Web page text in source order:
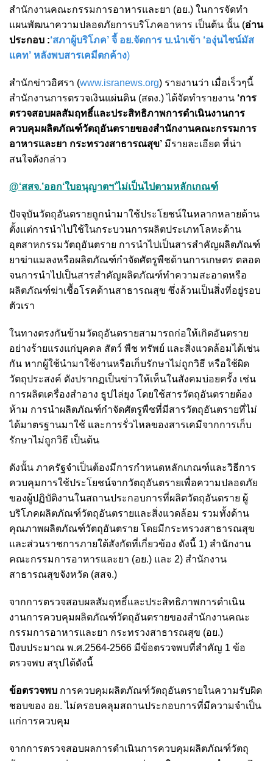
สำนักงานคณะกรรมการอาหารและยา (อย.) ในการจัดทำ
แผนพัฒนาความปลอดภัยการบริโภคอาหาร เป็นต้น นั้น (อ่าน
ประกอบ :‘สภาผู้บริโภค’ จี้ อย.จัดการ บ.นำเข้า ‘องุ่นไชน์มัส
แคท’ หลังพบสารเคมีตกค้าง)
สำนักข่าวอิศรา (www.isranews.org) รายงานว่า เมื่อเร็วๆนี้
สำนักงานการตรวจเงินแผ่นดิน (สตง.) ได้จัดทำรายงาน ‘การ
ตรวจสอบผลสัมฤทธิ์และประสิทธิภาพการดำเนินงานการ
ควบคุมผลิตภัณฑ์วัตถุอันตรายของสำนักงานคณะกรรมการ
อาหารและยา กระทรวงสาธารณสุข’ มีรายละเอียด ที่น่า
สนใจดังกล่าว
@‘สสจ.’ออก‘ใบอนุญาตฯ’ไม่เป็นไปตามหลักเกณฑ์
ปัจจุบันวัตถุอันตรายถูกนำมาใช้ประโยชน์ในหลากหลายด้าน
ตั้งแต่การนำไปใช้ในกระบวนการผลิตประเภทโลหะด้าน
อุตสาหกรรมวัตถุอันตราย การนำไปเป็นสารสำคัญผลิตภัณฑ์
ยาฆ่าแมลงหรือผลิตภัณฑ์กำจัดศัตรูพืชด้านการเกษตร ตลอด
จนการนำไปเป็นสารสำคัญผลิตภัณฑ์ทำความสะอาดหรือ
ผลิตภัณฑ์ฆ่าเชื้อโรคด้านสาธารณสุข ซึ่งล้วนเป็นสิ่งที่อยู่รอบ
ตัวเรา
ในทางตรงกันข้ามวัตถุอันตรายสามารถก่อให้เกิดอันตราย
อย่างร้ายแรงแก่บุคคล สัตว์ พืช ทรัพย์ และสิ่งแวดล้อมได้เช่น
กัน หากผู้ใช้นำมาใช้งานหรือเก็บรักษาไม่ถูกวิธี หรือใช้ผิด
วัตถุประสงค์ ดังปรากฏเป็นข่าวให้เห็นในสังคมบ่อยครั้ง เช่น
การผลิตเครื่องสำอาง ธูปไล่ยุง โดยใช้สารวัตถุอันตรายต้อง
ห้าม การนำผลิตภัณฑ์กำจัดศัตรูพืชที่มีสารวัตถุอันตรายที่ไม่
ได้มาตรฐานมาใช้ และการรั่วไหลของสารเคมีจากการเก็บ
รักษาไม่ถูกวิธี เป็นต้น
ดังนั้น ภาครัฐจำเป็นต้องมีการกำหนดหลักเกณฑ์และวิธีการ
ควบคุมการใช้ประโยชน์จากวัตถุอันตรายเพื่อความปลอดภัย
ของผู้ปฏิบัติงานในสถานประกอบการที่ผลิตวัตถุอันตราย ผู้
บริโภคผลิตภัณฑ์วัตถุอันตรายและสิ่งแวดล้อม รวมทั้งด้าน
คุณภาพผลิตภัณฑ์วัตถุอันตราย โดยมีกระทรวงสาธารณสุข
และส่วนราชการภายใต้สังกัดที่เกี่ยวข้อง ดังนี้ 1) สำนักงาน
คณะกรรมการอาหารและยา (อย.) และ 2) สำนักงาน
สาธารณสุขจังหวัด (สสจ.)
จากการตรวจสอบผลสัมฤทธิ์และประสิทธิภาพการดำเนิน
งานการควบคุมผลิตภัณฑ์วัตถุอันตรายของสำนักงานคณะ
กรรมการอาหารและยา กระทรวงสาธารณสุข (อย.)
ปีงบประมาณ พ.ศ.2564-2566 มีข้อตรวจพบที่สำคัญ 1 ข้อ
ตรวจพบ สรุปได้ดังนี้
ข้อตรวจพบ การควบคุมผลิตภัณฑ์วัตถุอันตรายในความรับผิด
ชอบของ อย. ไม่ครอบคลุมสถานประกอบการที่มีความจำเป็น
แก่การควบคุม
จากการตรวจสอบผลการดำเนินการควบคุมผลิตภัณฑ์วัตถุ